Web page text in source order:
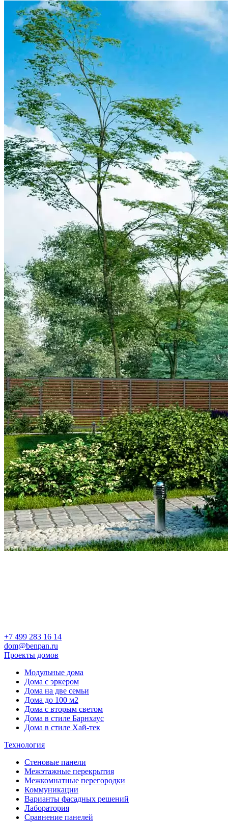
+7 499 283 16 14
dom@benpan.ru
Проекты домов
Модульные дома
Дома с эркером
Дома на две семьи
Дома до 100 м2
Дома с вторым светом
Дома в стиле Барнхаус
Дома в стиле Хай-тек
Технология
Стеновые панели
Межэтажные перекрытия
Межкомнатные перегородки
Коммуникации
Варианты фасадных решений
Лаборатория
Сравнение панелей